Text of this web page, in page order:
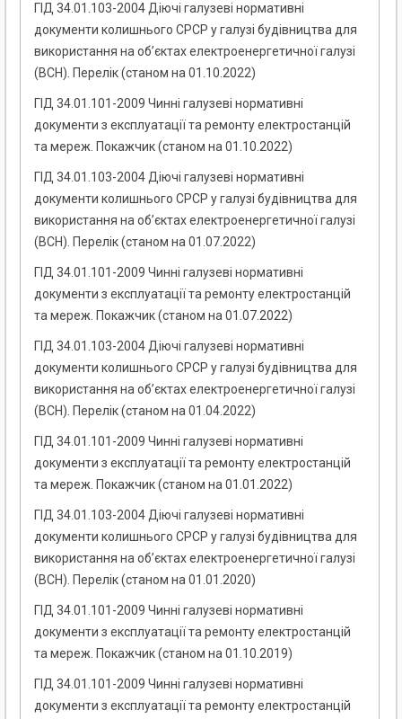
ГІД 34.01.103-2004 Діючі галузеві нормативні
документи колишнього СРСР у галузі будівництва для
використання на об’єктах електроенергетичної галузі
(ВСН). Перелік (станом на 01.10.2022)
ГІД 34.01.101-2009 Чинні галузеві нормативні
документи з експлуатації та ремонту електростанцій
та мереж. Покажчик (станом на 01.10.2022)
ГІД 34.01.103-2004 Діючі галузеві нормативні
документи колишнього СРСР у галузі будівництва для
використання на об’єктах електроенергетичної галузі
(ВСН). Перелік (станом на 01.07.2022)
ГІД 34.01.101-2009 Чинні галузеві нормативні
документи з експлуатації та ремонту електростанцій
та мереж. Покажчик (станом на 01.07.2022)
ГІД 34.01.103-2004 Діючі галузеві нормативні
документи колишнього СРСР у галузі будівництва для
використання на об’єктах електроенергетичної галузі
(ВСН). Перелік (станом на 01.04.2022)
ГІД 34.01.101-2009 Чинні галузеві нормативні
документи з експлуатації та ремонту електростанцій
та мереж. Покажчик (станом на 01.01.2022)
ГІД 34.01.103-2004 Діючі галузеві нормативні
документи колишнього СРСР у галузі будівництва для
використання на об’єктах електроенергетичної галузі
(ВСН). Перелік (станом на 01.01.2020)
ГІД 34.01.101-2009 Чинні галузеві нормативні
документи з експлуатації та ремонту електростанцій
та мереж. Покажчик (станом на 01.10.2019)
ГІД 34.01.101-2009 Чинні галузеві нормативні
документи з експлуатації та ремонту електростанцій